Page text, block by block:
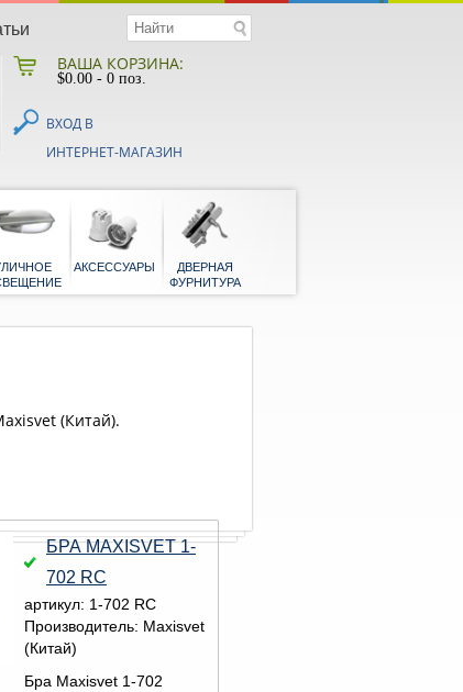
ВАША КОРЗИНА:
$0.00 - 0 поз.
ВХОД В
ИНТЕРНЕТ-МАГАЗИН
БЫТОВЫЕ УЛИЧНОЕ АКСЕССУАРЫ
(Китай).
БРА MAXISVET 1-
702 RC
артикул: 1-702 RC
Производитель: Maxisvet
(Китай)
Бра Maxisvet 1-702